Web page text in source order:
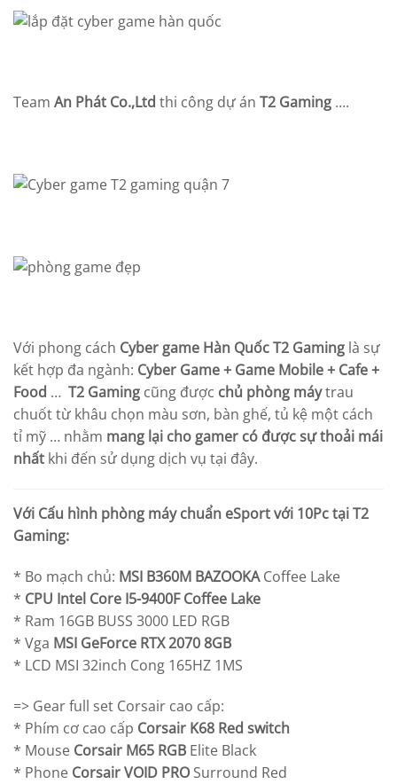
Team An Phát Co.,Ltd thi công dự án T2 Gaming ….
Với phong cách Cyber game Hàn Quốc T2 Gaming là sự
kết hợp đa ngành: Cyber Game + Game Mobile + Cafe +
Food … T2 Gaming cũng được chủ phòng máytrau
chuốt từ khâu chọn màu sơn, bàn ghế, tủ kệ một cách
tỉ mỹ … nhằm mang lại cho gamer có được sự thoải mái
nhất khi đến sử dụng dịch vụ tại đây.
Với Cấu hình phòng máy chuẩn eSport với 10Pc tại T2
Gaming:
* Bo mạch chủ: MSI B360M BAZOOKACoffee Lake
* CPU Intel Core I5-9400F Coffee Lake
* Ram 16GB BUSS 3000 LED RGB
* Vga MSI GeForce RTX 2070 8GB
* LCD MSI 32inch Cong 165HZ 1MS
=> Gear full set Corsair cao cấp:
* Phím cơ cao cấp Corsair K68 Red switch
* Mouse Corsair M65 RGB Elite Black
* Phone Corsair VOID PRO Surround Red